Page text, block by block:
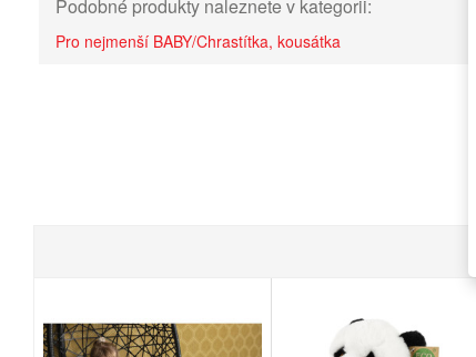
Podobné produkty naleznete v kategorii:
Pro nejmenší BABY/Chrastítka, kousátka